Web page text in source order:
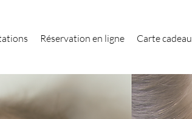
Réservation en ligne Carte cadeau